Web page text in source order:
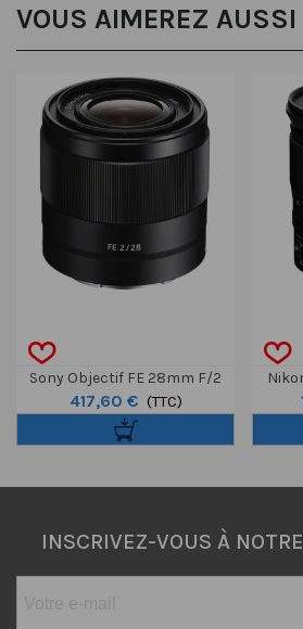
VOUS AIMEREZ AUSSI
Sony Objectif FE 28mm F/2
417,60 € (TTC)
INSCRIVEZ-VOUS À